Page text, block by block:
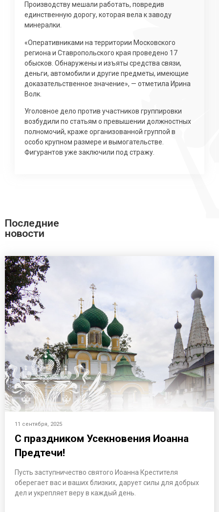
Производству мешали работать, повредив
единственную дорогу, которая вела к заводу
минералки.
«Оперативниками на территории Московского
региона и Ставропольского края проведено 17
обысков. Обнаружены и изъяты средства связи,
деньги, автомобили и другие предметы, имеющие
доказательственное значение», — отметила Ирина
Волк.
Уголовное дело против участников группировки
возбудили по статьям о превышении должностных
полномочий, краже организованной группой в
особо крупном размере и вымогательстве.
Фигурантов уже заключили под стражу.
Последние
новости
11 сентября, 2025
С праздником Усекновения Иоанна
Предтечи!
Пусть заступничество святого Иоанна Крестителя
оберегает вас и ваших близких, дарует силы для добрых
дел и укрепляет веру в каждый день.